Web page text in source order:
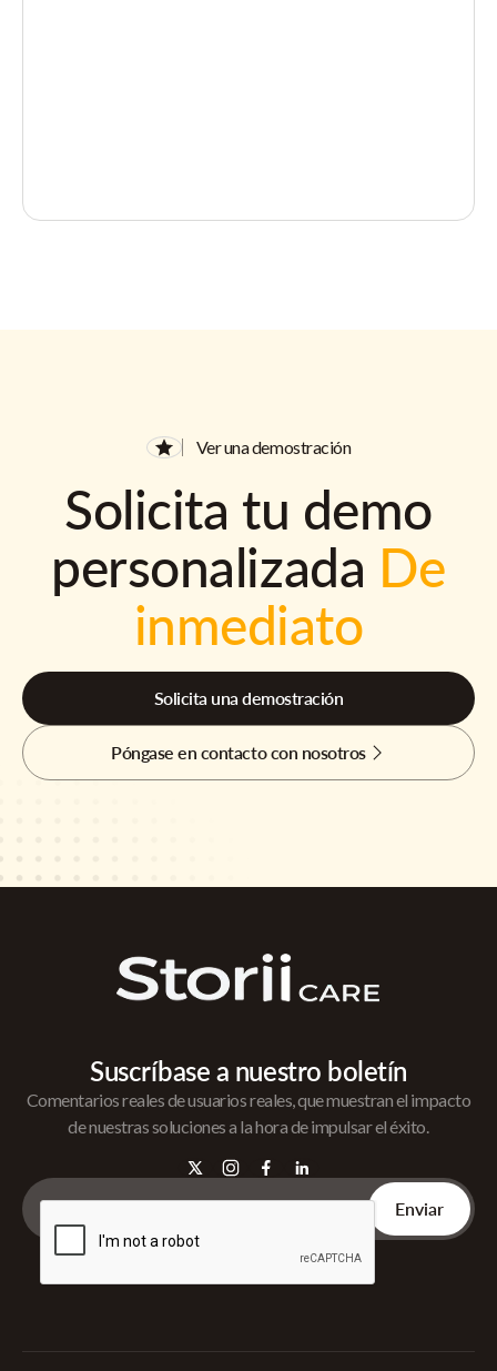
Ver una demostración
Solicita tu demo
personalizada De
inmediato
Solicita una demostración
Póngase en contacto con nosotros
Suscríbase a nuestro boletín
Comentarios reales de usuarios reales, que muestran el impacto
de nuestras soluciones a la hora de impulsar el éxito.